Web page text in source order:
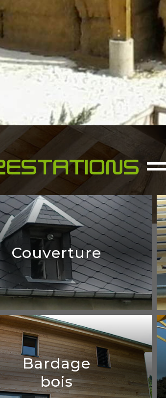
Couverture
Couverture
En détails
Bardage
bois